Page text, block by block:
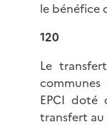
le bénéfice
120
Le
EPCI doté
transfert au